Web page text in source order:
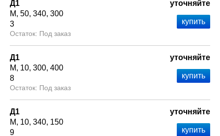
Д1
М 50 340 300
3
Под заказ
уточняйте
Д1
М
10 300 400
8
Под заказ
уточняйте
Д1
М
10 340 150
9
уточняйте